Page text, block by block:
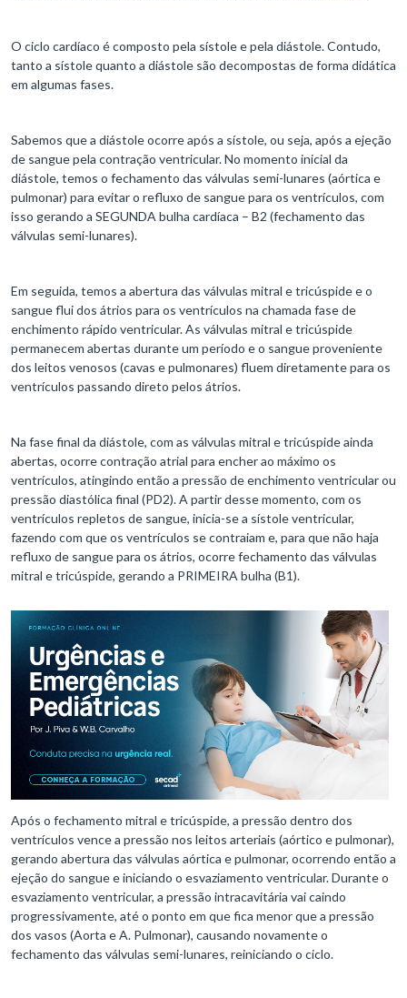
O ciclo cardíaco é composto pela sístole e pela diástole. Contudo,
tanto a sístole quanto a diástole são decompostas de forma didática
em algumas fases.
Sabemos que a diástole ocorre após a sístole, ou seja, após a ejeção
de sangue pela contração ventricular. No momento inicial da
diástole, temos o fechamento das válvulas semi-lunares (aórtica e
pulmonar) para evitar o refluxo de sangue para os ventrículos, com
isso gerando a SEGUNDA bulha cardíaca – B2 (fechamento das
válvulas semi-lunares).
Em seguida, temos a abertura das válvulas mitral e tricúspide e o
sangue flui dos átrios para os ventrículos na chamada fase de
enchimento rápido ventricular. As válvulas mitral e tricúspide
permanecem abertas durante um período e o sangue proveniente
dos leitos venosos (cavas e pulmonares) fluem diretamente para os
ventrículos passando direto pelos átrios.
Na fase final da diástole, com as válvulas mitral e tricúspide ainda
abertas, ocorre contração atrial para encher ao máximo os
ventrículos, atingindo então a pressão de enchimento ventricular ou
pressão diastólica final (PD2). A partir desse momento, com os
ventrículos repletos de sangue, inicia-se a sístole ventricular,
fazendo com que os ventrículos se contraiam e, para que não haja
refluxo de sangue para os átrios, ocorre fechamento das válvulas
mitral e tricúspide, gerando a PRIMEIRA bulha (B1).
Após o fechamento mitral e tricúspide, a pressão dentro dos
ventrículos vence a pressão nos leitos arteriais (aórtico e pulmonar),
gerando abertura das válvulas aórtica e pulmonar, ocorrendo então a
ejeção do sangue e iniciando o esvaziamento ventricular. Durante o
esvaziamento ventricular, a pressão intracavitária vai caindo
progressivamente, até o ponto em que fica menor que a pressão
dos vasos (Aorta e A. Pulmonar), causando novamente o
fechamento das válvulas semi-lunares, reiniciando o ciclo.